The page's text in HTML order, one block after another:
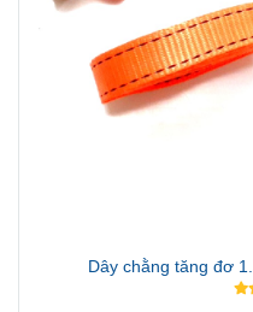
Dây chằng tăng đơ